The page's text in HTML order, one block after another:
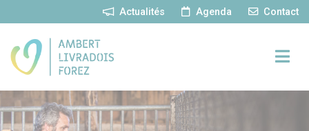
Actualités Agenda Contact
Panneau de gestion des cookies